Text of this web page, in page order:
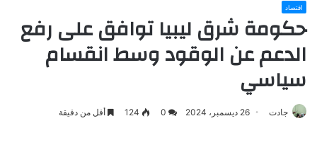
اقتصاد
حكومة شرق ليبيا توافق على رفع
الدعم عن الوقود وسط انقسام
سياسي
جادت 26 ديسمبر، 2024 0
124 أقل من دقيقة